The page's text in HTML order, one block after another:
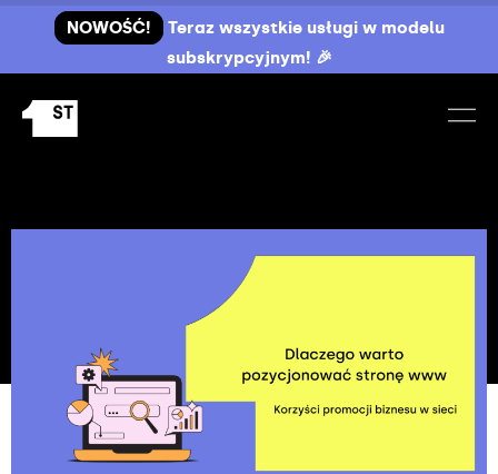
NOWOŚĆ!
Teraz wszystkie usługi w modelu
subskrypcyjnym! 🎉